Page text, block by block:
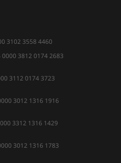
3102 3558 4460
0000 3812 0174 2683
3112 0174 3723
3012 1316 1916
3312 1316 1429
3012 1316 1783